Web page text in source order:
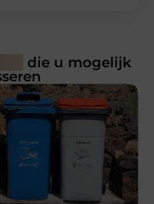
die u mogelijk